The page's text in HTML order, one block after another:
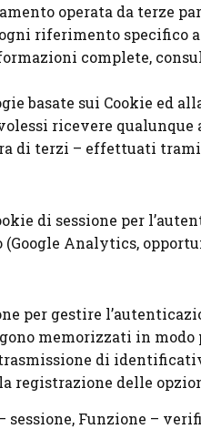
operata da terze
riferimento specifico
complete,
basate sui Cookie ed
ricevere
di terzi – effettuati
di sessione per
Analytics,
per gestire
memorizzati in
di
registrazione delle
sessione, Funzione –